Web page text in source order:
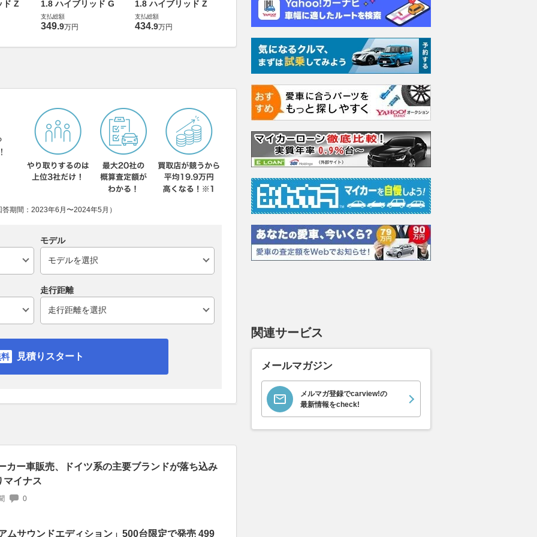
ド Z 1.8 ハイブリッド G
支払総額
349.9万円
1.8 ハイブリッド Z
支払総額
434.9万円
1.8 ハイブリッド Z
0万円
1.8 ハイブリッド Z
支払総額
425.9万円
1.8 ハイブリッド Z
支払総額
422
期間：2023年6月〜2024年5月）
モデル
走行距離
見積りスタート
カー車販売、ドイツ系の主要ブランドが落ち込み
イナス
0
ムサウンドエディション」500台限定で発売 499
関連サービス
メールマガジン
メルマガ登録でcarview!の
最新情報をcheck!